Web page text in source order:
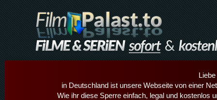
in Deutschland ist unsere Webseite von einer
Wie ihr diese Sperre einfach, legal und kostenlos